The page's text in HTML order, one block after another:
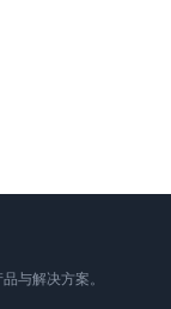
与解决方案。